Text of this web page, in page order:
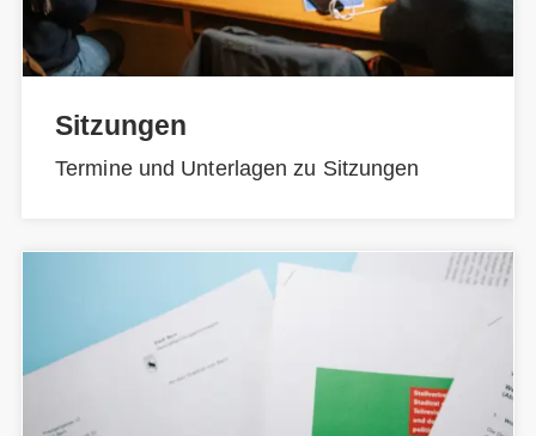
Sitzungen
Termine und Unterlagen zu Sitzungen